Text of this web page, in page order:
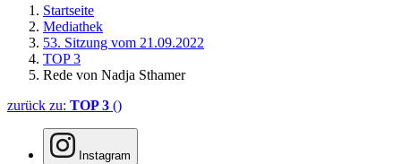
Startseite
Mediathek
53. Sitzung vom 21.09.2022
TOP 3
Rede von Nadja Sthamer
zurück zu: TOP 3 ()
Instagram